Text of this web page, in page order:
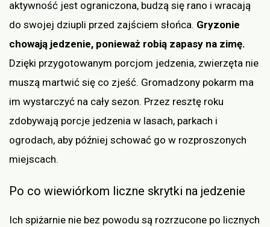
aktywność jest ograniczona, budzą się rano i wracają
do swojej dziupli przed zajściem słońca. Gryzonie
chowają jedzenie, ponieważ robią zapasy na zimę.
Dzięki przygotowanym porcjom jedzenia, zwierzęta nie
muszą martwić się co zjeść. Gromadzony pokarm ma
im wystarczyć na cały sezon. Przez resztę roku
zdobywają porcje jedzenia w lasach, parkach i
ogrodach, aby później schować go w rozproszonych
miejscach.
Po co wiewiórkom liczne skrytki na jedzenie
Ich spiżarnie nie bez powodu są rozrzucone po licznych